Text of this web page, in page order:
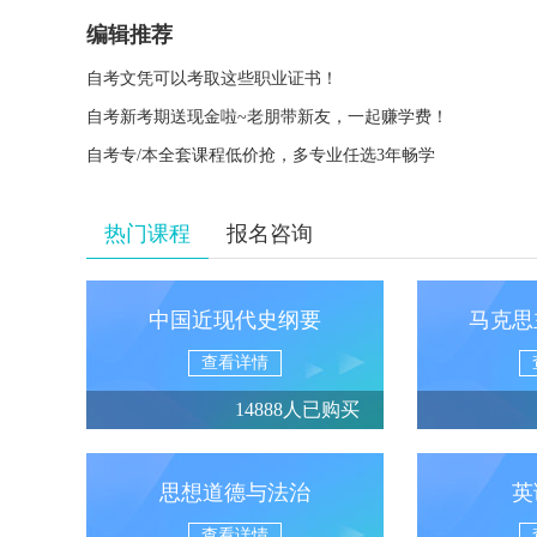
编辑推荐
自考文凭可以考取这些职业证书！
自考新考期送现金啦~老朋带新友，一起赚学费！
自考专/本全套课程低价抢，多专业任选3年畅学
热门课程 报名咨询
中国近现代史纲要
查看详情
14888人已购买
马克
思想道德与法治